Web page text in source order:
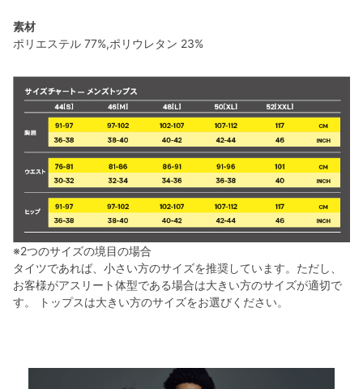
素材
ポリエステル 77%,ポリウレタン 23%
※2つのサイズの境目の場合
タイツであれば、小さい方のサイズを推奨しています。ただし、
お客様がアスリート体型である場合は大きい方のサイズが適切で
す。 トップスは大きい方のサイズをお選びください。